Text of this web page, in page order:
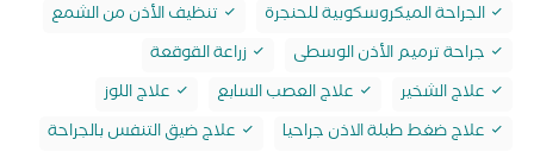
الجراحة الميكروسكوبية للحنجرة
تنظيف الأذن من الشمع
جراحة ترميم الأذن الوسطى
زراعة القوقعة
علاج الشخير
علاج العصب السابع
علاج اللوز
علاج ضغط طبلة الاذن جراحيا
علاج ضيق التنفس بالجراحة